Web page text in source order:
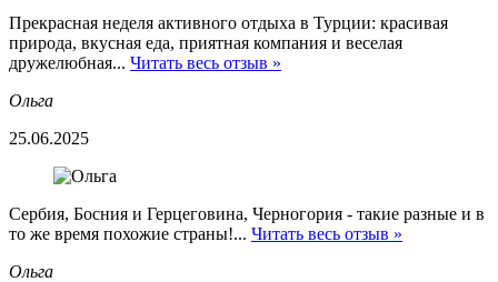
Прекрасная неделя активного отдыха в Турции: красивая
природа, вкусная еда, приятная компания и веселая
дружелюбная... Читать весь отзыв »
Ольга
25.06.2025
Сербия, Босния и Герцеговина, Черногория - такие разные и в
то же время похожие страны!... Читать весь отзыв »
Ольга